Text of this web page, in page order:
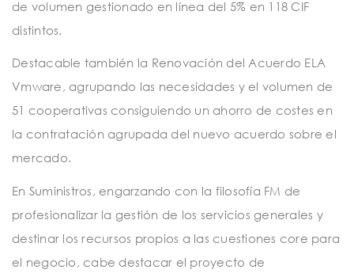
de volumen gestionado en línea del 5% en 118 CIF
distintos.
Destacable también la Renovación del Acuerdo ELA
Vmware, agrupando las necesidades y el volumen de
51 cooperativas consiguiendo un ahorro de costes en
la contratación agrupada del nuevo acuerdo sobre el
mercado.
En Suministros, engarzando con la filosofía FM de
profesionalizar la gestión de los servicios generales y
destinar los recursos propios a las cuestiones core para
el negocio, cabe destacar el proyecto de